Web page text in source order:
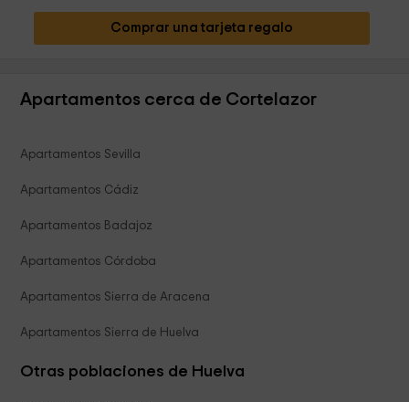
Comprar una tarjeta regalo
Apartamentos cerca de Cortelazor
Apartamentos Sevilla
Apartamentos Cádiz
Apartamentos Badajoz
Apartamentos Córdoba
Apartamentos Sierra de Aracena
Apartamentos Sierra de Huelva
Otras poblaciones de Huelva